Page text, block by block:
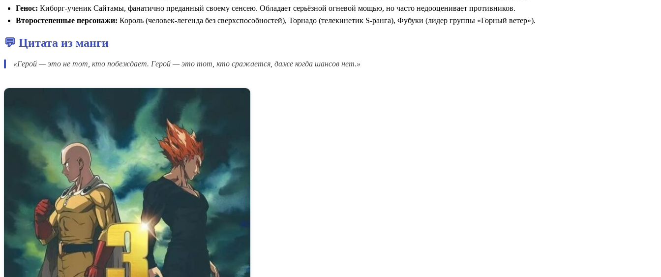
Генос: Киборг-ученик Сайтамы, фанатично преданный своему сенсею. Обладает серьёзной огневой мощью, но часто недооценивает противников.
Второстепенные персонажи: Король (человек-легенда без сверхспособностей), Торнадо (телекинетик S-ранга), Фубуки (лидер группы «Горный ветер»).
💬 Цитата из манги
«Герой — это не тот, кто побеждает. Герой — это тот, кто сражается, даже когда шансов нет.»